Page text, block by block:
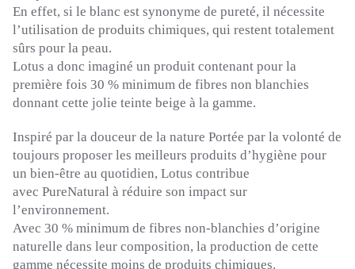
En effet, si le blanc est synonyme de pureté, il nécessite
l’utilisation de produits chimiques, qui restent totalement
sûrs pour la peau.
Lotus a donc imaginé un produit contenant pour la
première fois 30 % minimum de fibres non blanchies
donnant cette jolie teinte beige à la gamme.
Inspiré par la douceur de la nature Portée par la volonté de
toujours proposer les meilleurs produits d’hygiène pour
un bien-être au quotidien, Lotus contribue
avec PureNatural à réduire son impact sur
l’environnement.
Avec 30 % minimum de fibres non-blanchies d’origine
naturelle dans leur composition, la production de cette
gamme nécessite moins de produits chimiques.